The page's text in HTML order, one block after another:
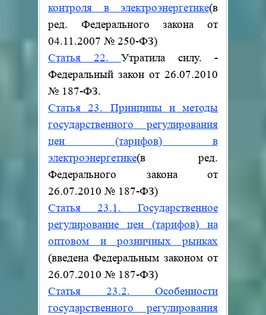
контроля в электроэнергетике(в
ред. Федерального закона от
04.11.2007 № 250-ФЗ)
Статья 22. Утратила силу. -
Федеральный закон от 26.07.2010
№ 187-ФЗ.
Статья 23. Принципы и методы
государственного регулирования
цен (тарифов) в
электроэнергетике(в ред.
Федерального закона от
26.07.2010 № 187-ФЗ)
Статья 23.1. Государственное
регулирование цен (тарифов) на
оптовом и розничных рынках
(введена Федеральным законом от
26.07.2010 № 187-ФЗ)
Статья 23.2. Особенности
государственного регулирования